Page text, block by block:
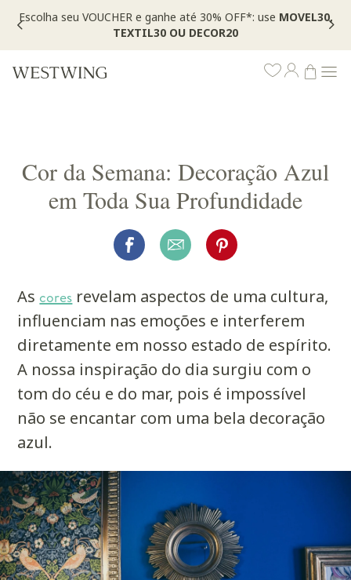
*Válido por tempo limitado, em itens sinalizados com selo
Cor da Semana: Decoração Azul
em Toda Sua Profundidade
As cores revelam aspectos de uma cultura,
influenciam nas emoções e interferem
diretamente em nosso estado de espírito.
A nossa inspiração do dia surgiu com o
tom do céu e do mar, pois é impossível
não se encantar com uma bela decoração
azul.